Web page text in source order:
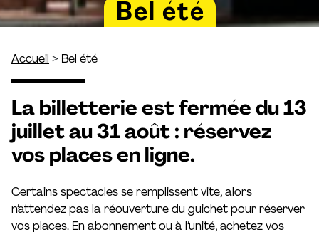
Bel été
Accueil > Bel été
La billetterie est fermée du 13
juillet au 31 août : réservez
vos places en ligne.
Certains spectacles se remplissent vite, alors
n’attendez pas la réouverture du guichet pour réserver
vos places. En abonnement ou à l’unité, achetez vos